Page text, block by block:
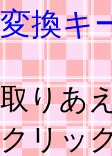
変換キ
取りあ
クリッ